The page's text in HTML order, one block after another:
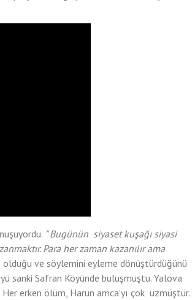
” Bugünün siyaset kuşağı siyasi
Para her zaman kazanılır ama
ve söylemini eyleme dönüştürdüğünü
sanki Safran Köyünde buluşmuştu. Yalova
erken ölüm, Harun amca'yı çok üzmüştür.